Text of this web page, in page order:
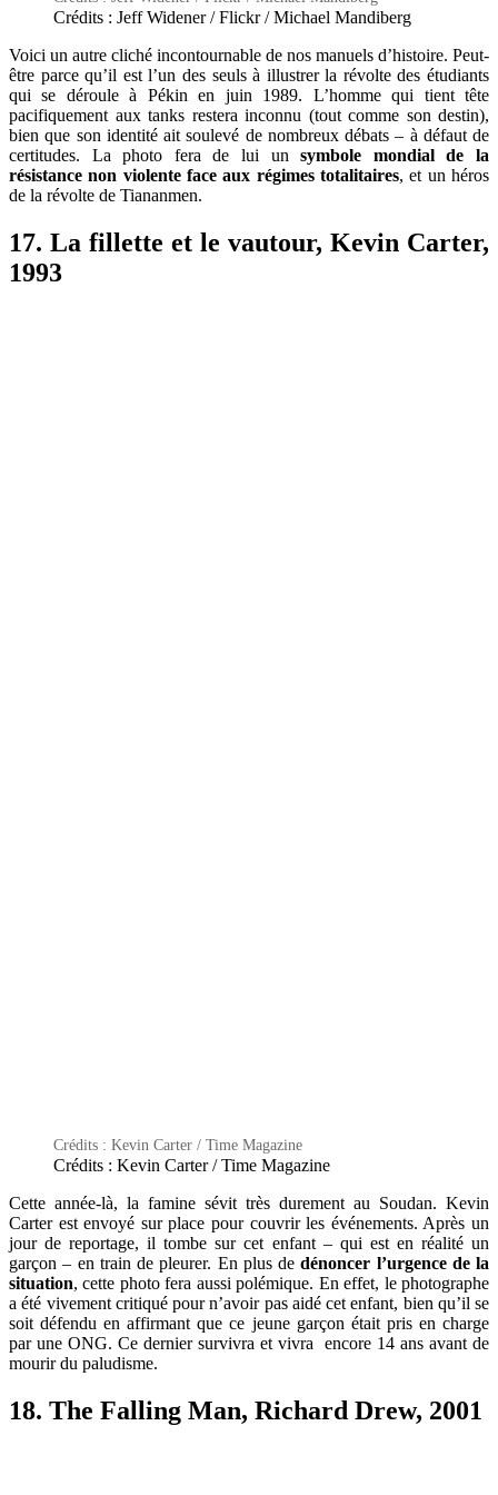
Crédits : Jeff Widener / Flickr / Michael Mandiberg
Voici un autre cliché incontournable de nos manuels d’histoire. Peut-
être parce qu’il est l’un des seuls à illustrer la révolte des étudiants
qui se déroule à Pékin en juin 1989. L’homme qui tient tête
pacifiquement aux tanks restera inconnu (tout comme son destin),
bien que son identité ait soulevé de nombreux débats – à défaut de
certitudes. La photo fera de lui un symbole mondial de la
résistance non violente face aux régimes totalitaires, et un héros
de la révolte de Tiananmen.
17. La fillette et le vautour, Kevin Carter,
1993
Crédits : Kevin Carter / Time Magazine
Crédits : Kevin Carter / Time Magazine
Cette année-là, la famine sévit très durement au Soudan. Kevin
Carter est envoyé sur place pour couvrir les événements. Après un
jour de reportage, il tombe sur cet enfant – qui est en réalité un
garçon – en train de pleurer. En plus dedénoncer l’urgence de la
situation, cette photo fera aussi polémique. En effet, le photographe
a été vivement critiqué pour n’avoir pas aidé cet enfant, bien qu’il se
soit défendu en affirmant que ce jeune garçon était pris en charge
par une ONG. Ce dernier survivra et vivra encore 14 ans avant de
mourir du paludisme.
18. The Falling Man, Richard Drew, 2001